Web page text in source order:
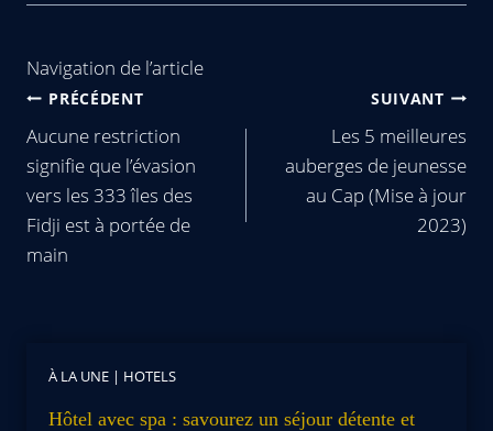
Navigation de l’article
PRÉCÉDENT
Aucune restriction
signifie que l’évasion
vers les 333 îles des
Fidji est à portée de
main
SUIVANT
Les 5 meilleures
auberges de jeunesse
au Cap (Mise à jour
2023)
À LA UNE | HOTELS
Hôtel avec spa : savourez un séjour détente et